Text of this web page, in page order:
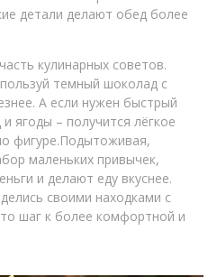
детали делают обед более
кулинарных советов.
темный шоколад с
А если нужен быстрый
ягоды – получится лёгкое
фигуре.Подытоживая,
маленьких привычек,
и делают еду вкуснее.
своими находками с
шаг к более комфортной и